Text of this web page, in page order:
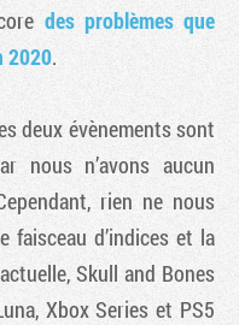
des problèmes que
2020.
deux évènements sont
nous n’avons aucun
rien ne nous
d’indices et la
Skull and Bones
Xbox Series et PS5